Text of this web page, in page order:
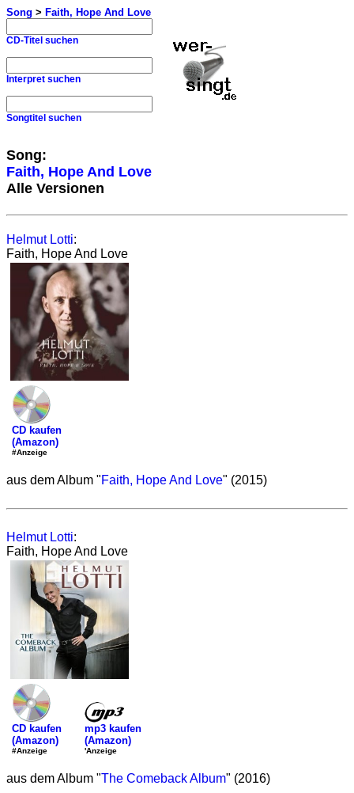
Song > Faith, Hope And Love
CD-Titel suchen
Interpret suchen
Songtitel suchen
Song:
Faith, Hope And Love
Alle Versionen
Helmut Lotti:
Faith, Hope And Love
CD kaufen
(Amazon)
#Anzeige
aus dem Album "Faith, Hope And Love" (2015)
Helmut Lotti:
Faith, Hope And Love
CD kaufen
(Amazon)
#Anzeige
mp3 kaufen
(Amazon)
'Anzeige
aus dem Album "The Comeback Album" (2016)